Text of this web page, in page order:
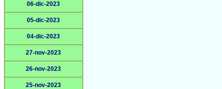
06-dic-2023
05-dic-2023
04-dic-2023
27-nov-2023
26-nov-2023
25-nov-2023